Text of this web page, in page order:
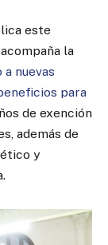
este
la
nuevas
para
de exención
además de
y